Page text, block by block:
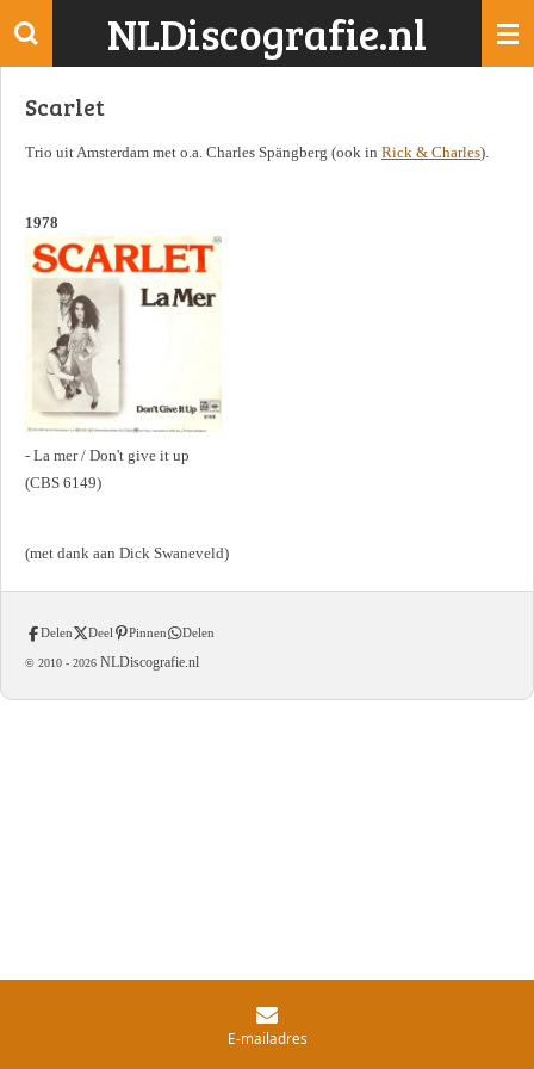
Ga
de
NLDiscografie.nl
Scarlet
Trio uit Amsterdam met o.a. Charles Spängberg (ook in Rick & Charles).
1978
- La mer / Don't give it up
(CBS 6149)
(met dank aan Dick Swaneveld)
Delen Deel Pinnen Delen
© 2010 - 2026 NLDiscografie.nl
E-mailadres